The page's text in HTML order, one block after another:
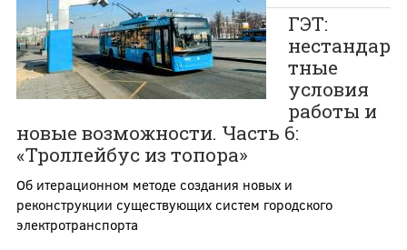
ГЭТ:
нестандар
тные
условия
работы и
новые возможности. Часть 6:
«Троллейбус из топора»
Об итерационном методе создания новых и
реконструкции существующих систем городского
электротранспорта